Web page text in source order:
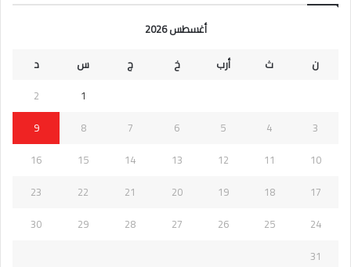
أغسطس 2026
ن
ث أرب خ ج س
د
1
2
3
4
5
6
7
8
9
10
11
12
13
14
15
16
17
18
19
20
21
22
23
24
25
26
27
28
29
30
31